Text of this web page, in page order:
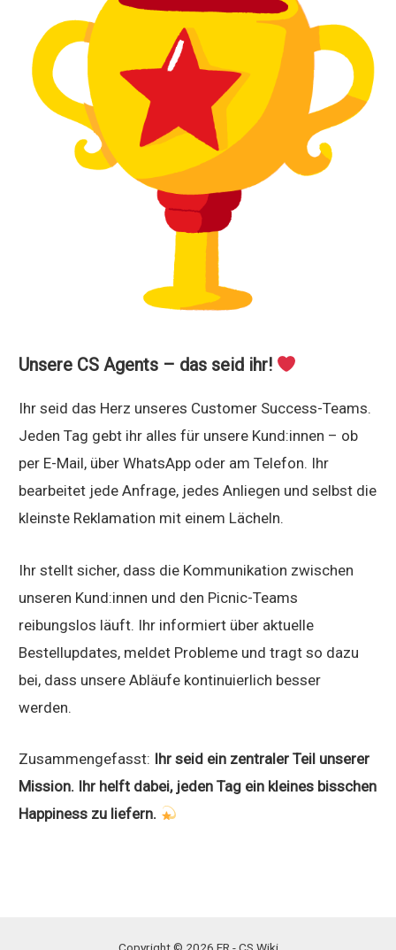
Unsere CS Agents – das seid ihr!
Ihr seid das Herz unseres Customer Success-Teams.
Jeden Tag gebt ihr alles für unsere Kund:innen – ob
per E-Mail, über WhatsApp oder am Telefon. Ihr
bearbeitet jede Anfrage, jedes Anliegen und selbst die
kleinste Reklamation mit einem Lächeln.
Ihr stellt sicher, dass die Kommunikation zwischen
unseren Kund:innen und den Picnic-Teams
reibungslos läuft. Ihr informiert über aktuelle
Bestellupdates, meldet Probleme und tragt so dazu
bei, dass unsere Abläufe kontinuierlich besser
werden.
Zusammengefasst: Ihr seid ein zentraler Teil unserer
Mission. Ihr helft dabei, jeden Tag ein kleines bisschen
Happiness zu liefern.